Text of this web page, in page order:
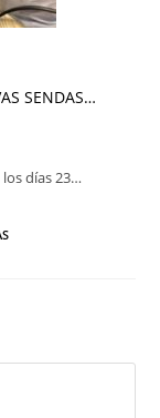
SENDAS…
días 23…